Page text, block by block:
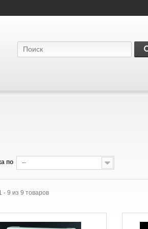
по --
- 9 из 9 товаров